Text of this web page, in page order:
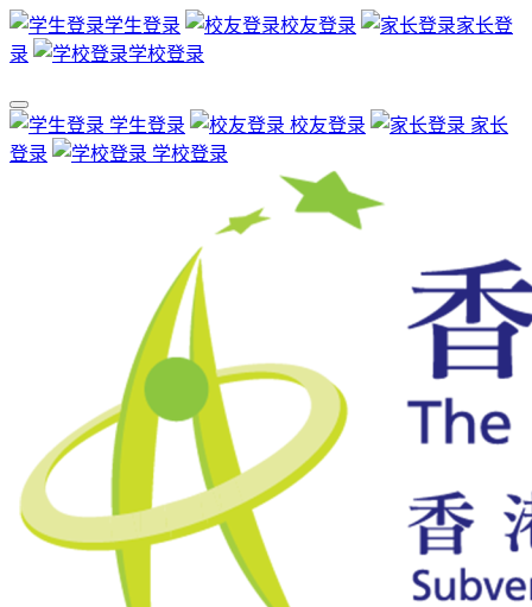
学生登录 校友登录
家长登
录
学校登录
学生登录 校友登录
家长
登录
学校登录